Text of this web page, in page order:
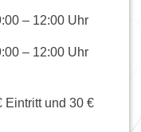
– 12:00 Uhr
– 12:00 Uhr
Eintritt und 30 €